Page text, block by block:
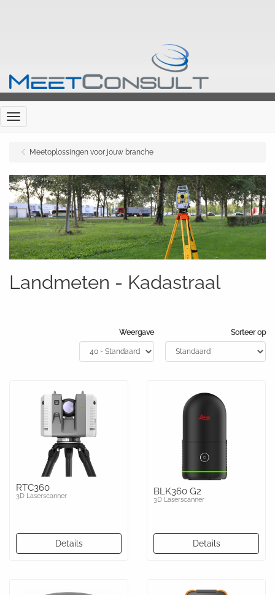
Menu
Meetoplossingen voor jouw branche
Landmeten - Kadastraal
Weergave Sorteer op
RTC360
3D Laserscanner
Details
BLK360 G2
3D Laserscanner
Details